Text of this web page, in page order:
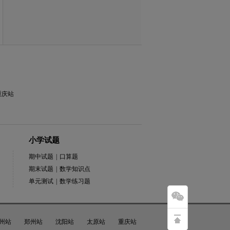
庆站
小学试题
期中试题
口算题
期末试题
数学知识点
单元测试
数学练习题
站 郑州站 沈阳站 太原站 重庆站